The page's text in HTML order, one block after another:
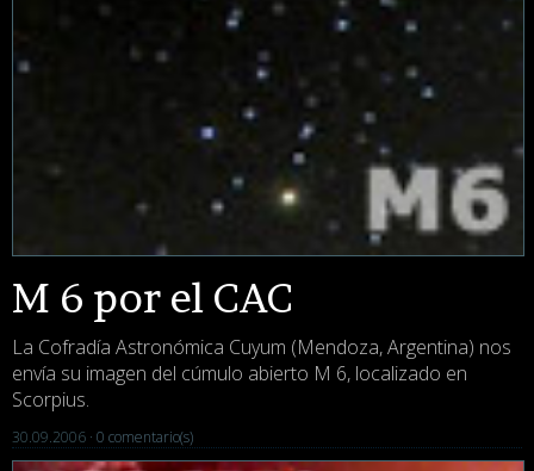
M 6 por el CAC
La Cofradía Astronómica Cuyum (Mendoza, Argentina) nos
envía su imagen del cúmulo abierto M 6, localizado en
Scorpius.
30.09.2006 · 0 comentario(s)